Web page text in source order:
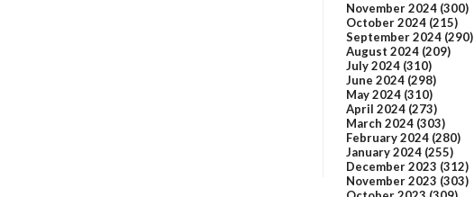
November 2024 (300)
October 2024 (215)
September 2024 (290)
August 2024 (209)
July 2024 (310)
June 2024 (298)
May 2024 (310)
April 2024 (273)
March 2024 (303)
February 2024 (280)
January 2024 (255)
December 2023 (312)
November 2023 (303)